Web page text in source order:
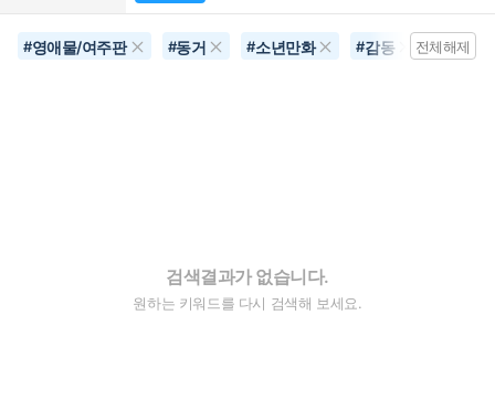
#영애물/여주판 #동거 #소년만화 #감동 #라이트
전체해제
검색결과가 없습니다.
원하는 키워드를 다시 검색해 보세요.